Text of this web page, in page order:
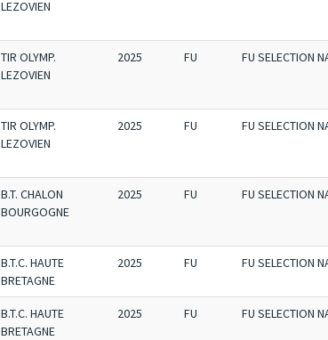
LEZOVIEN
TIR OLYMP.
LEZOVIEN
2025 FU FU SELECTION
TIR OLYMP.
LEZOVIEN
2025 FU FU SELECTION
B.T. CHALON
BOURGOGNE
2025 FU FU SELECTION
B.T.C. HAUTE
BRETAGNE
2025 FU FU SELECTION
B.T.C. HAUTE
BRETAGNE
2025 FU FU SELECTION